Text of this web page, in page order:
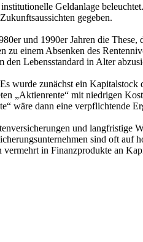
Geldanlage
gegeben.
und 1990er Jahren die
einem Absenken des
den Lebensstandard in Alter
wurde zunächst ein
„Aktienrente“ mit niedrigen
wäre dann eine verpflichtende
und langfristige
sind oft auf
vermehrt in Finanzprodukte an